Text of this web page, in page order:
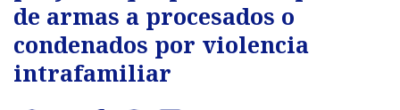
de armas a procesados o
condenados por violencia
intrafamiliar